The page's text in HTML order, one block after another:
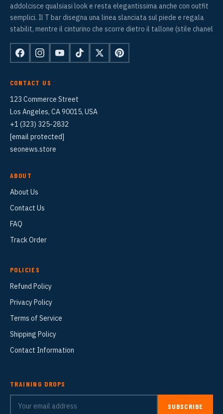
addolcisce qualsiasi look e resta elegantissima anche con outfit
semplici. Il T bar disegna una linea slanciata sul piede e regala
stabilit, mentre il cinturino che scorre dietro il tallone (stile chanel
CONTACT US
123 Commerce Street
Los Angeles, CA 90015, USA
+1 (323) 325-2832
[email protected]
seonews.store
ABOUT
About Us
Contact Us
FAQ
Track Order
POLICIES
Refund Policy
Privacy Policy
Terms of Service
Shipping Policy
Contact Information
TRAINING DROPS
SUBSCRIBE